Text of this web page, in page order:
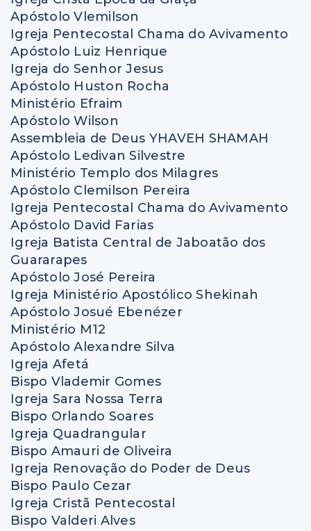
Apóstolo Vlemilson
Igreja Pentecostal Chama do Avivamento
Apóstolo Luiz Henrique
Igreja do Senhor Jesus
Apóstolo Huston Rocha
Ministério Efraim
Apóstolo Wilson
Assembleia de Deus YHAVEH SHAMAH
Apóstolo Ledivan Silvestre
Ministério Templo dos Milagres
Apóstolo Clemilson Pereira
Igreja Pentecostal Chama do Avivamento
Apóstolo David Farias
Igreja Batista Central de Jaboatão dos
Guararapes
Apóstolo José Pereira
Igreja Ministério Apostólico Shekinah
Apóstolo Josué Ebenézer
Ministério M12
Apóstolo Alexandre Silva
Igreja Afetá
Bispo Vlademir Gomes
Igreja Sara Nossa Terra
Bispo Orlando Soares
Igreja Quadrangular
Bispo Amauri de Oliveira
Igreja Renovação do Poder de Deus
Bispo Paulo Cezar
Igreja Cristã Pentecostal
Bispo Valderi Alves